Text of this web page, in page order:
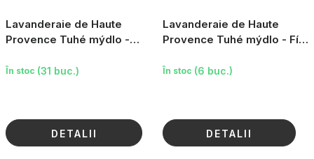
Lavanderaie de Haute
Provence Tuhé mýdlo -
În stoc (31 buc.)
DETALII
Lavanderaie de Haute
Provence Tuhé mýdlo - Fík,
În stoc (6 buc.)
DETALII